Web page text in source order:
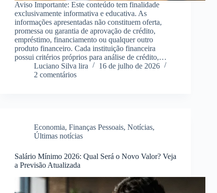
Aviso Importante: Este conteúdo tem finalidade
exclusivamente informativa e educativa. As
informações apresentadas não constituem oferta,
promessa ou garantia de aprovação de crédito,
empréstimo, financiamento ou qualquer outro
produto financeiro. Cada instituição financeira
possui critérios próprios para análise de crédito,…
Luciano Silva lira
16 de julho de 2026
2 comentários
Economia, Finanças Pessoais, Notícias,
Últimas notícias
Salário Mínimo 2026: Qual Será o Novo Valor? Veja
a Previsão Atualizada